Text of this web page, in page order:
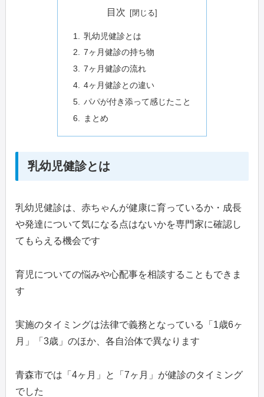
目次
乳幼児健診とは
7ヶ月健診の持ち物
7ヶ月健診の流れ
4ヶ月健診との違い
パパが付き添って感じたこと
まとめ
乳幼児健診とは
乳幼児健診は、赤ちゃんが健康に育っているか・成長
や発達について気になる点はないかを専門家に確認し
てもらえる機会です
育児についての悩みや心配事を相談することもできま
す
実施のタイミングは法律で義務となっている「1歳6ヶ
月」「3歳」のほか、各自治体で異なります
青森市では「4ヶ月」と「7ヶ月」が健診のタイミング
でした